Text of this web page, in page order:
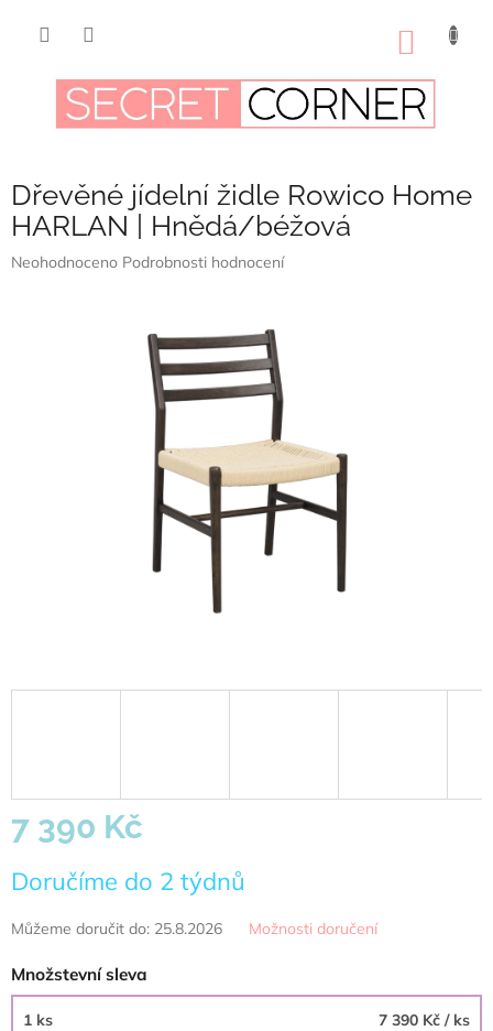
Dřevěné jídelní židle Rowico Home
HARLAN | Hnědá/béžová
Průměrné
Neohodnoceno Podrobnosti hodnocení
7 390 Kč
cena:
Doručíme do 2 týdnů
Můžeme doručit do: 25.8.2026 Možnosti doručení
Množstevní sleva
1 ks 7 390 Kč / ks